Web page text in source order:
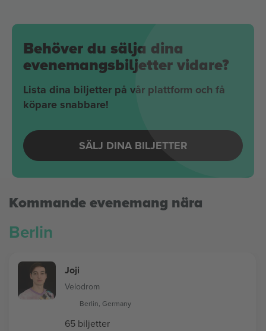
Behöver du sälja dina
evenemangsbiljetter vidare?
Lista dina biljetter på vår plattform och få
köpare snabbare!
SÄLJ DINA BILJETTER
Kommande evenemang nära
Berlin
Joji
Velodrom
Berlin, Germany
65 biljetter